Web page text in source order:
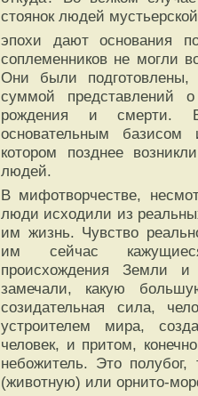
стоянок людей мустьерской
эпохи дают основания
соплеменников не могли
Они были подготовлены,
суммой представлений
рождения и смерти.
основательным
котором позднее
людей.
В мифотворчестве,
люди исходили из
им жизнь. Чувство
им сейчас
происхождения Земли
замечали, какую
созидательная сила,
устроителем мира,
человек, и притом,
небожитель. Это
(животную) или орнито-